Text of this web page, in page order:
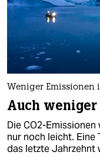
Weniger Emissionen
Auch
Die CO2-
nur noch leicht. Eine
das letzte Jahrzehnt